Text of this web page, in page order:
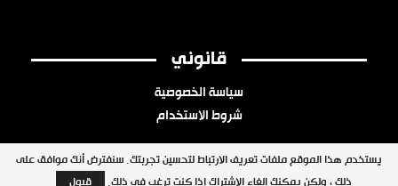
قانوني
سياسة الخصوصية
شروط الاستخدام
يستخدم هذا الموقع ملفات تعريف الارتباط لتحسين تجربتك. سنفترض أنك موافق على